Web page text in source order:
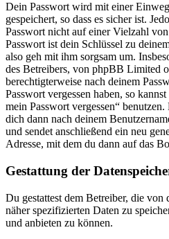
Dein Passwort wird mit einer
gespeichert, so dass es sicher ist.
Passwort nicht auf einer Vielzahl
Passwort ist dein Schlüssel zu
also geh mit ihm sorgsam um.
des Betreibers, von phpBB Limited
berechtigterweise nach deinem
Passwort vergessen haben, so
mein Passwort vergessen“
dich dann nach deinem
und sendet anschließend ein neu
Adresse, mit dem du dann auf das
Gestattung der
Du gestattest dem Betreiber, die von
näher spezifizierten Daten zu
und anbieten zu können.